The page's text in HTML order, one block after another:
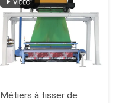
Métiers à tisser de